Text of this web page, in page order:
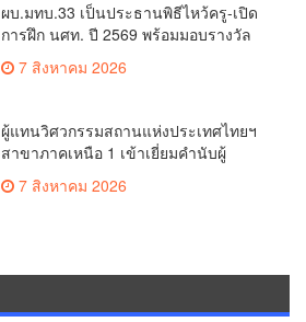
ผบ.มทบ.33 เป็นประธานพิธีไหว้ครู-เปิด
การฝึก นศท. ปี 2569 พร้อมมอบรางวัล
นศท.ดีเด่น และนำกำลังพลบริจาคโลหิต
รวมกว่า 8 หมื่นซีซี
7 สิงหาคม 2026
ผู้แทนวิศวกรรมสถานแห่งประเทศไทยฯ
สาขาภาคเหนือ 1 เข้าเยี่ยมคำนับผู้
จัดการแข่งขันกอล์ฟการกุศลชิงถ้วยพระ
7 สิงหาคม 2026